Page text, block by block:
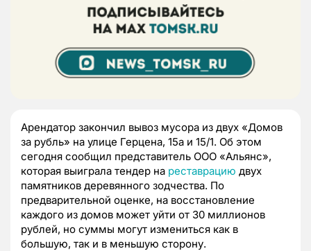
Арендатор закончил вывоз мусора из двух «Домов
за рубль» на улице Герцена, 15а и 15/1. Об этом
сегодня сообщил представитель ООО «Альянс»,
которая выиграла тендер на реставрацию двух
памятников деревянного зодчества. По
предварительной оценке, на восстановление
каждого из домов может уйти от 30 миллионов
рублей, но суммы могут измениться как в
большую, так и в меньшую сторону.